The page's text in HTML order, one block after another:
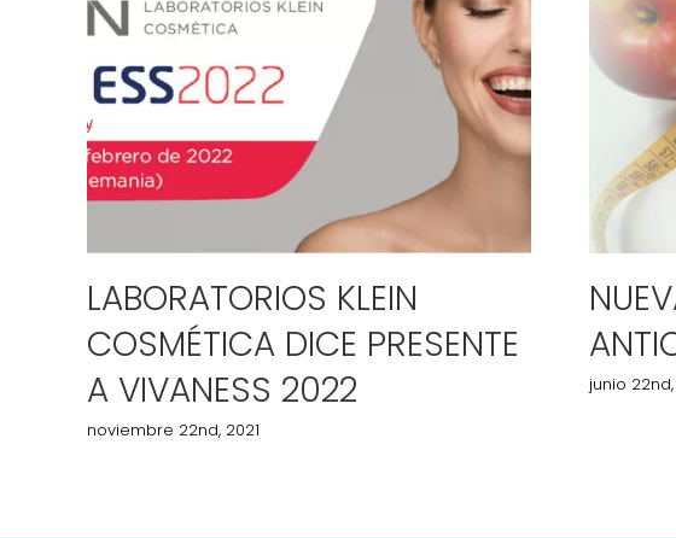
LABORATORIOS KLEIN
COSMÉTICA DICE PRESENTE
A VIVANESS 2022
noviembre 22nd, 2021
junio 22nd,